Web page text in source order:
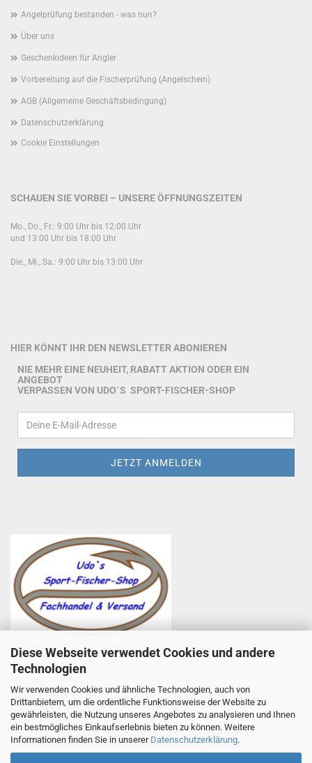
Diese Webseite verwendet Cookies und andere
Technologien
Wir verwenden Cookies und ähnliche Technologien, auch von
Drittanbietern, um die ordentliche Funktionsweise der Website zu
gewährleisten, die Nutzung unseres Angebotes zu analysieren und Ihnen
ein bestmögliches Einkaufserlebnis bieten zu können. Weitere
Informationen finden Sie in unserer Datenschutzerklärung.
Angelprüfung bestanden - was nun?
Über uns
Geschenkideen für Angler
Vorbereitung auf die Fischerprüfung (Angelschein)
AGB (Allgemeine Geschäftsbedingung)
Datenschutzerklärung
Cookie Einstellungen
SCHAUEN SIE VORBEI – UNSERE ÖFFNUNGSZEITEN
Mo., Do., Fr.: 9:00 Uhr bis 12:00 Uhr
und 13:00 Uhr bis 18:00 Uhr
Die., Mi., Sa.: 9:00 Uhr bis 13:00 Uhr
HIER KÖNNT IHR DEN NEWSLETTER ABONIEREN
NIE MEHR EINE NEUHEIT, RABATT AKTION ODER EIN
ANGEBOT
VERPASSEN VON UDO`S SPORT-FISCHER-SHOP
Udo Totzauer
Udo`s Sport-Fischer-Shop
97753 Karlstadt
Telefon +49 9353 985440
E-Mail
info@angelsport-direkt.de